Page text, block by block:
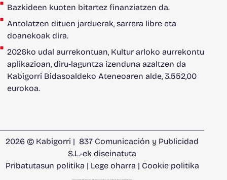
Bazkideen kuoten bitartez finanziatzen da.
Antolatzen dituen jarduerak, sarrera libre eta
doanekoak dira.
2026ko udal aurrekontuan, Kultur arloko aurrekontu
aplikazioan, diru-laguntza izenduna azaltzen da
Kabigorri Bidasoaldeko Ateneoaren alde, 3.552,00
eurokoa.
2026 © Kabigorri | 837 Comunicación y Publicidad
S.L.-ek diseinatuta
Pribatutasun politika | Lege oharra | Cookie politika